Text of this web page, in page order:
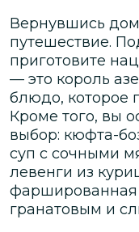
Вернувшись
путешествие.
приготовите
— это король
блюдо, которое
Кроме того, вы
выбор: кюфта-
суп с сочными
левенги из
фаршированная
гранатовым и